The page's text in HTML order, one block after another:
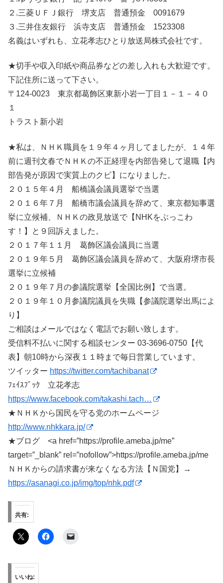
２.三菱ＵＦＪ銀行 堺支店 普通預金 0091679
３.三井住友銀行 浜寺支店 普通預金 1523308
名義はいずれも、立花孝志ひとり放送局株式会社です。
★切手や収入印紙や商品券などの差し入れも大歓迎です。
下記住所に送って下さい。
〒124-0023 東京都葛飾区東新小岩一丁目１－１－４０
１
トラスト新小岩
★私は、ＮＨＫ職員を１９年４ヶ月してましたが、１４年
前に週刊文春でＮＨＫの不正経理を内部告発して退職【内
部告発が原因で実質上のクビ】になりました。
２０１５年４月 船橋議会議員選挙で当選
２０１６年７月 船橋市議会議員を辞めて、東京都知事選
挙に立候補、ＮＨＫの政見放送で【NHKをぶっこわ
す！】と９回訴えました。
２０１７年１１月 葛飾区議会議員に当選
２０１９年５月 葛飾区議会議員を辞めて、大阪府堺市長
選挙に立候補
２０１９年７月の参議院選挙【全国比例】で当選。
２０１９年１０月参議院議員を失職【参議院選挙出馬によ
り】
ご相談はメールではなく電話でお願い致します。
受信料不払いに関する相談センター 03-3696-0750【代
表】朝10時から深夜１１時まで毎日営業しています。
ツイッター https://twitter.com/tachibanat
ﾌｪｲｽﾌﾞｯｸ 立花孝志
https://www.facebook.com/takashi.tach…
★ＮＨＫから国民を守る党のホームページ
http://www.nhkkara.jp/
★ブログ <a href=”https://profile.ameba.jp/me”
target=”_blank” rel=”nofollow”>https://profile.ameba.jp/me
ＮＨＫからの請求書が来なくなる方法【Ｎ国党】→
https://asanagi.co.jp/img/top/nhk.pdf
共有:
いいね: